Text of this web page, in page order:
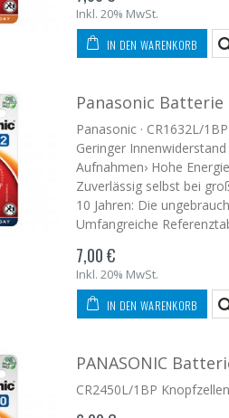
Inkl. 20% MwSt.
IN DEN WARENKORB
Panasonic Batterie
Panasonic · CR1632L/
Geringer
Aufnahmen› Hohe
Zuverlässig selbst bei
10 Jahren: Die
Umfangreiche
7,00 €
Inkl. 20% MwSt.
IN DEN WARENKORB
PANASONIC
CR2450L/1BP